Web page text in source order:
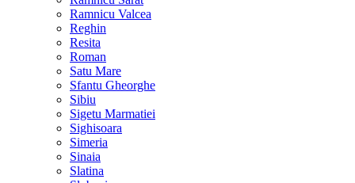
Ramnicu Valcea
Reghin
Resita
Roman
Satu Mare
Sfantu Gheorghe
Sibiu
Sigetu Marmatiei
Sighisoara
Simeria
Sinaia
Slatina